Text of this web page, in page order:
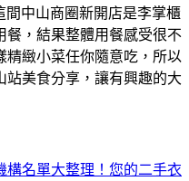
間中山商圈新開店是李掌櫃
餐，結果整體用餐感受很不
精緻小菜任你隨意吃，所以
站美食分享，讓有興趣的大
構名單大整理！您的二手衣